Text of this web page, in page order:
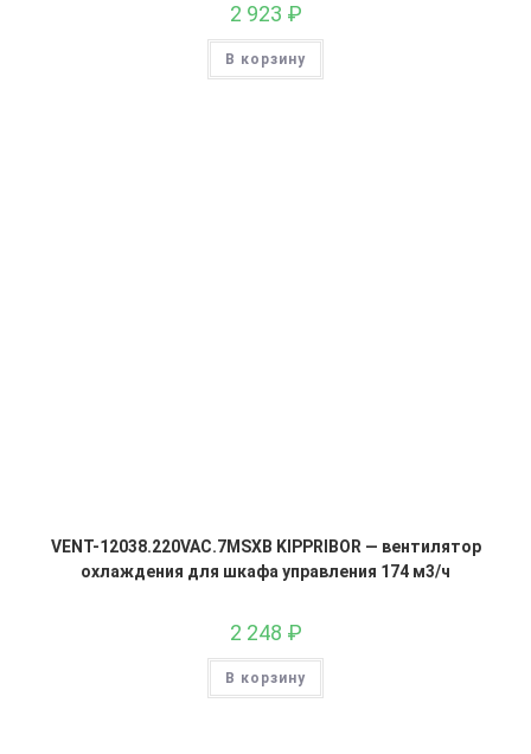
2 923 ₽
В корзину
VENT-12038.220VAC.7MSXB KIPPRIBOR — вентилятор
охлаждения для шкафа управления 174 м3/ч
2 248 ₽
В корзину